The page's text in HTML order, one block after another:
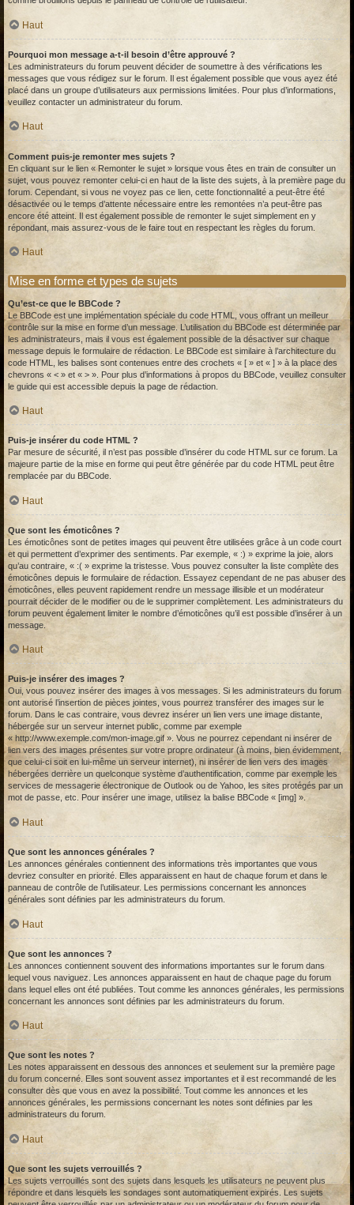
Haut
Pourquoi mon message a-t-il besoin d’être approuvé ?
Les administrateurs du forum peuvent décider de soumettre à des vérifications les
messages que vous rédigez sur le forum. Il est également possible que vous ayez été
placé dans un groupe d’utilisateurs aux permissions limitées. Pour plus d’informations,
veuillez contacter un administrateur du forum.
Haut
Comment puis-je remonter mes sujets ?
En cliquant sur le lien « Remonter le sujet » lorsque vous êtes en train de consulter un
sujet, vous pouvez remonter celui-ci en haut de la liste des sujets, à la première page du
forum. Cependant, si vous ne voyez pas ce lien, cette fonctionnalité a peut-être été
désactivée ou le temps d’attente nécessaire entre les remontées n’a peut-être pas
encore été atteint. Il est également possible de remonter le sujet simplement en y
répondant, mais assurez-vous de le faire tout en respectant les règles du forum.
Haut
Mise en forme et types de sujets
Qu’est-ce que le BBCode ?
Le BBCode est une implémentation spéciale du code HTML, vous offrant un meilleur
contrôle sur la mise en forme d’un message. L’utilisation du BBCode est déterminée par
les administrateurs, mais il vous est également possible de la désactiver sur chaque
message depuis le formulaire de rédaction. Le BBCode est similaire à l’architecture du
code HTML, les balises sont contenues entre des crochets « [ » et « ] » à la place des
chevrons « < » et « > ». Pour plus d’informations à propos du BBCode, veuillez consulter
le guide qui est accessible depuis la page de rédaction.
Haut
Puis-je insérer du code HTML ?
Par mesure de sécurité, il n’est pas possible d’insérer du code HTML sur ce forum. La
majeure partie de la mise en forme qui peut être générée par du code HTML peut être
remplacée par du BBCode.
Haut
Que sont les émoticônes ?
Les émoticônes sont de petites images qui peuvent être utilisées grâce à un code court
et qui permettent d’exprimer des sentiments. Par exemple, « :) » exprime la joie, alors
qu’au contraire, « :( » exprime la tristesse. Vous pouvez consulter la liste complète des
émoticônes depuis le formulaire de rédaction. Essayez cependant de ne pas abuser des
émoticônes, elles peuvent rapidement rendre un message illisible et un modérateur
pourrait décider de le modifier ou de le supprimer complètement. Les administrateurs du
forum peuvent également limiter le nombre d’émoticônes qu’il est possible d’insérer à un
message.
Haut
Puis-je insérer des images ?
Oui, vous pouvez insérer des images à vos messages. Si les administrateurs du forum
ont autorisé l’insertion de pièces jointes, vous pourrez transférer des images sur le
forum. Dans le cas contraire, vous devrez insérer un lien vers une image distante,
hébergée sur un serveur internet public, comme par exemple
« http://www.exemple.com/mon-image.gif ». Vous ne pourrez cependant ni insérer de
lien vers des images présentes sur votre propre ordinateur (à moins, bien évidemment,
que celui-ci soit en lui-même un serveur internet), ni insérer de lien vers des images
hébergées derrière un quelconque système d’authentification, comme par exemple les
services de messagerie électronique de Outlook ou de Yahoo, les sites protégés par un
mot de passe, etc. Pour insérer une image, utilisez la balise BBCode « [img] ».
Haut
Que sont les annonces générales ?
Les annonces générales contiennent des informations très importantes que vous
devriez consulter en priorité. Elles apparaissent en haut de chaque forum et dans le
panneau de contrôle de l’utilisateur. Les permissions concernant les annonces
générales sont définies par les administrateurs du forum.
Haut
Que sont les annonces ?
Les annonces contiennent souvent des informations importantes sur le forum dans
lequel vous naviguez. Les annonces apparaissent en haut de chaque page du forum
dans lequel elles ont été publiées. Tout comme les annonces générales, les permissions
concernant les annonces sont définies par les administrateurs du forum.
Haut
Que sont les notes ?
Les notes apparaissent en dessous des annonces et seulement sur la première page
du forum concerné. Elles sont souvent assez importantes et il est recommandé de les
consulter dès que vous en avez la possibilité. Tout comme les annonces et les
annonces générales, les permissions concernant les notes sont définies par les
administrateurs du forum.
Haut
Que sont les sujets verrouillés ?
Les sujets verrouillés sont des sujets dans lesquels les utilisateurs ne peuvent plus
répondre et dans lesquels les sondages sont automatiquement expirés. Les sujets